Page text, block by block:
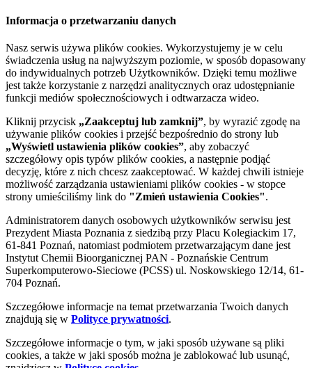
Informacja o przetwarzaniu danych
Nasz serwis używa plików cookies. Wykorzystujemy je w celu
świadczenia usług na najwyższym poziomie, w sposób dopasowany
do indywidualnych potrzeb Użytkowników. Dzięki temu możliwe
jest także korzystanie z narzędzi analitycznych oraz udostępnianie
funkcji mediów społecznościowych i odtwarzacza wideo.
Kliknij przycisk „Zaakceptuj lub zamknij”, by wyrazić zgodę na
używanie plików cookies i przejść bezpośrednio do strony lub
„Wyświetl ustawienia plików cookies”, aby zobaczyć
szczegółowy opis typów plików cookies, a następnie podjąć
decyzję, które z nich chcesz zaakceptować. W każdej chwili istnieje
możliwość zarządzania ustawieniami plików cookies - w stopce
strony umieściliśmy link do "Zmień ustawienia Cookies".
Administratorem danych osobowych użytkowników serwisu jest
Prezydent Miasta Poznania z siedzibą przy Placu Kolegiackim 17,
61-841 Poznań, natomiast podmiotem przetwarzającym dane jest
Instytut Chemii Bioorganicznej PAN - Poznańskie Centrum
Superkomputerowo-Sieciowe (PCSS) ul. Noskowskiego 12/14, 61-
704 Poznań.
Szczegółowe informacje na temat przetwarzania Twoich danych
znajdują się w Polityce prywatności.
Szczegółowe informacje o tym, w jaki sposób używane są pliki
cookies, a także w jaki sposób można je zablokować lub usunąć,